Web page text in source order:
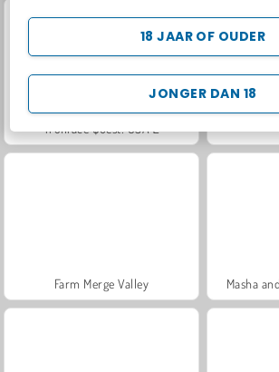
JONGER DAN 18
18 JAAR OF OUDER
Trollface Quest: USA 2
Farm Merge Valley Masha